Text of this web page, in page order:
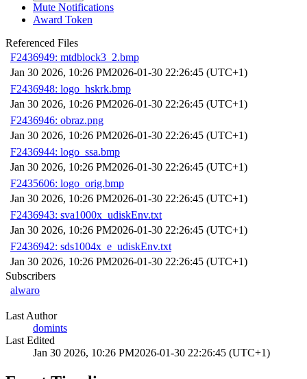
Mute Notifications
Award Token
Referenced Files
F2436949: mtdblock3_2.bmp
Jan 30 2026, 10:26 PM2026-01-30 22:26:45 (UTC+1)
F2436948: logo_hskrk.bmp
Jan 30 2026, 10:26 PM2026-01-30 22:26:45 (UTC+1)
F2436946: obraz.png
Jan 30 2026, 10:26 PM2026-01-30 22:26:45 (UTC+1)
F2436944: logo_ssa.bmp
Jan 30 2026, 10:26 PM2026-01-30 22:26:45 (UTC+1)
F2435606: logo_orig.bmp
Jan 30 2026, 10:26 PM2026-01-30 22:26:45 (UTC+1)
F2436943: sva1000x_udiskEnv.txt
Jan 30 2026, 10:26 PM2026-01-30 22:26:45 (UTC+1)
F2436942: sds1004x_e_udiskEnv.txt
Jan 30 2026, 10:26 PM2026-01-30 22:26:45 (UTC+1)
Subscribers
alwaro
Last Author
domints
Last Edited
Jan 30 2026, 10:26 PM2026-01-30 22:26:45 (UTC+1)